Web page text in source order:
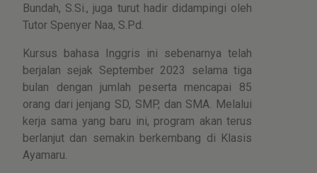
Bundah, S.Si., juga turut hadir didampingi oleh
Tutor Spenyer Naa, S.Pd.
Kursus bahasa Inggris ini sebenarnya telah
berjalan sejak September 2023 selama tiga
bulan dengan jumlah peserta mencapai 85
orang dari jenjang SD, SMP, dan SMA. Melalui
kerja sama yang baru ini, program akan terus
berlanjut dan semakin berkembang di Klasis
Ayamaru.